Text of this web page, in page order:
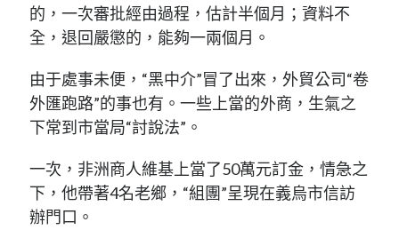
的，一次審批經由過程，估計半個月；資料不
全，退回嚴懲的，能夠一兩個月。
由于處事未便，“黑中介”冒了出來，外貿公司“卷
外匯跑路”的事也有。一些上當的外商，生氣之
下常到市當局“討說法”。
一次，非洲商人維基上當了50萬元訂金，情急之
下，他帶著4名老鄉，“組團”呈現在義烏市信訪
辦門口。